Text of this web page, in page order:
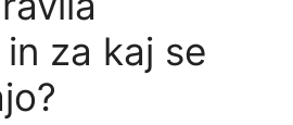
za kaj se